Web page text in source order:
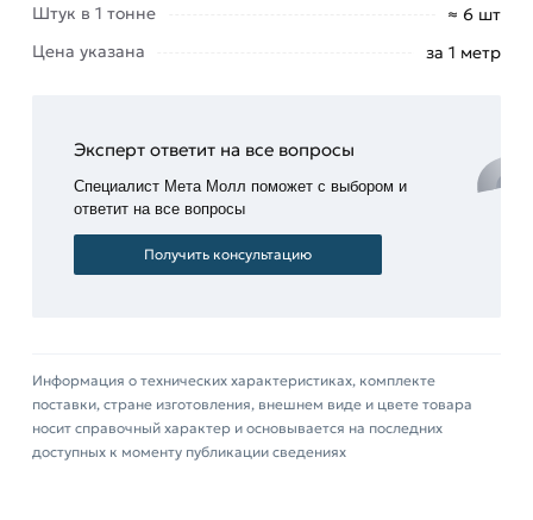
позвонив по контактам указанным на сайте.
профессиональные менеджеры обработают
заказ и свяжутся с Вами для согласования
условий доставки или самовывоза.
Данний товар от производителя Северсталь
обязательно).
Штук в 1 тонне
≈ 6 шт
Цена указана
за 1 метр
Эксперт ответит на все вопросы
Специалист Мета Молл поможет с выбором и
ответит на все вопросы
Получить консультацию
Информация о технических характеристиках, комплекте
поставки, стране изготовления, внешнем виде и цвете товара
носит справочный характер и основывается на последних
доступных к моменту публикации сведениях